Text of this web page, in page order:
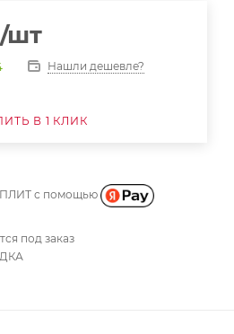
/шт
Нашли дешевле?
В 1 КЛИК
с помощью
под заказ